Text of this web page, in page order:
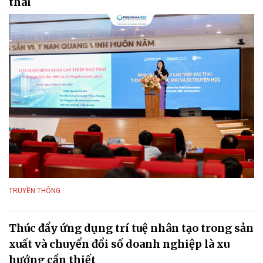
TRUYỀN THÔNG
Thúc đẩy ứng dụng trí tuệ nhân tạo trong sản
xuất và chuyển đổi số doanh nghiệp là xu
hướng cần thiết